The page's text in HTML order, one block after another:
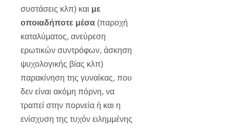
συστάσεις κλπ) και με
οποιαδήποτε μέσα (παροχή
καταλύματος, ανεύρεση
ερωτικών συντρόφων, άσκηση
ψυχολογικής βίας κλπ)
παρακίνηση της γυναίκας, που
δεν είναι ακόμη πόρνη, να
τραπεί στην πορνεία ή και η
ενίσχυση της τυχόν ειλημμένης